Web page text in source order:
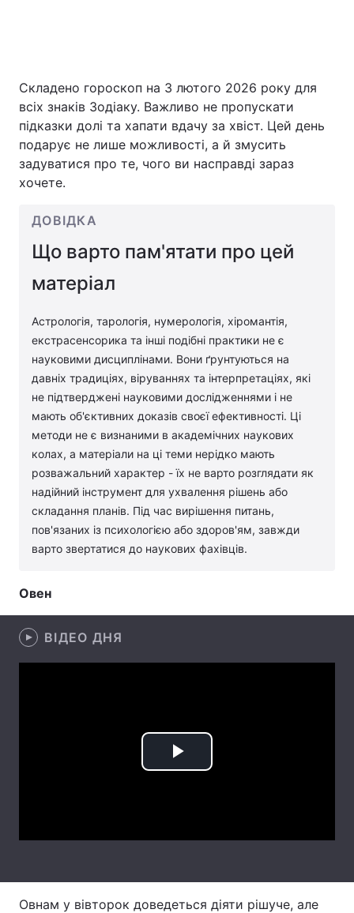
Головна Війна
Україна Політика
Спорт
Техно і зв'язок
Туризм
Цікавинки Погода
Екологія Регіони
Лонгріди
Відео з Youtube
Інтерв'ю Думки
Архів Вакансії
Контакти
Послуги
Складено гороскоп на 3 лютого 2026 року для
всіх знаків Зодіаку. Важливо не пропускати
підказки долі та хапати вдачу за хвіст. Цей день
подарує не лише можливості, а й змусить
задуватися про те, чого ви насправді зараз
хочете.
ДОВІДКА
Що варто пам'ятати про цей
матеріал
Астрологія, тарологія, нумерологія, хіромантія,
екстрасенсорика та інші подібні практики не є
науковими дисциплінами. Вони ґрунтуються на
давніх традиціях, віруваннях та інтерпретаціях, які
не підтверджені науковими дослідженнями і не
мають об'єктивних доказів своєї ефективності. Ці
методи не є визнаними в академічних наукових
колах, а матеріали на ці теми нерідко мають
розважальний характер - їх не варто розглядати як
надійний інструмент для ухвалення рішень або
складання планів. Під час вирішення питань,
пов'язаних із психологією або здоров'ям, завжди
варто звертатися до наукових фахівців.
Овен
ВІДЕО ДНЯ
Play
Овнам у вівторок доведеться діяти рішуче, але